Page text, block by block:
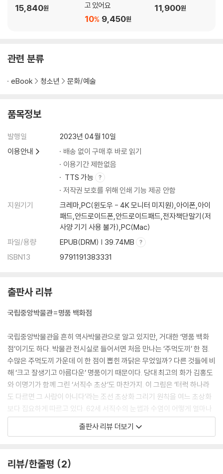
15,840원 고 있어요
9,450원
10%
11,900원
관련 분류
eBook 청소년 문화/예술
품목정보
발행일
2023년 04월 10일
이용안내
배송 없이 구매 후 바로 읽기
이용기간 제한없음
TTS 가능
저작권 보호를 위해 인쇄 기능 제공 안함
지원기기
크레마,PC(윈도우 - 4K 모니터 미지원),아이폰,아이
패드,안드로이드폰,안드로이드패드,전자책단말기(저
사양 기기 사용 불가),PC(Mac)
파일/용량
EPUB(DRM) | 39.74MB
ISBN13
9791191383331
출판사 리뷰
국립중앙박물관=명품 백화점
국립중앙박물관을 흔히 역사박물관으로 알고 있지만, 거대한 ‘명품 백화
점’이기도 하다. 박물관 전시실로 들어서면 처음 만나는 ‘주먹도끼’ 한 점.
수많은 주먹도끼 가운데 이 한 점이 뽑힌 까닭은 무었일까? 다른 것들에 비
해 ‘크고 잘생기고 아름다운’ 명품이기 때문이다. 당대 최고의 화가 김홍도
와 이명기가 함께 그린 ‘서직수 초상’도 마찬가지. 이 그림은 ‘터럭 하나라
도 다르면 그 사람이 아니다’라는 조선 초상화 그리기 원칙을 여느 초상화
보다 집요하게 따르고 있다. 62세 서직수의 눈썹과 수염이 어떻게 얼마나
났는지 바로 확인할 수 있다. 국립중앙박물관에서뿐만 아니라 우리나라 미
술을 대표하는 걸작 금동반가사유상은 말해 무엇할까.
대표하는 유물들이 두루 전시되어 있다. 우리나라뿐만 아니라 중국이나 일
출판사 리뷰 더보기
리뷰/한줄평 2